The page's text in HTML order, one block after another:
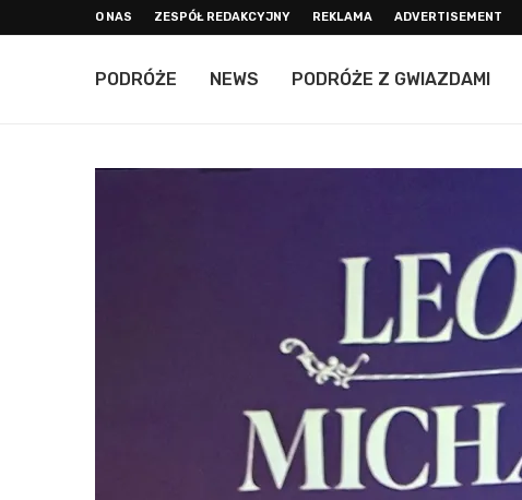
O NAS ZESPÓŁ REDAKCYJNY REKLAMA ADVERTISEMENT
PODRÓŻE NEWS PODRÓŻE Z GWIAZDAMI